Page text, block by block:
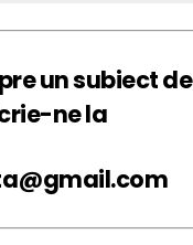
un subiect de
ne la